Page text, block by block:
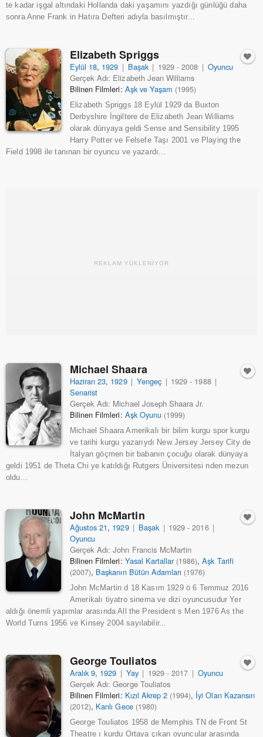
te kadar işgal altındaki Hollanda daki yaşamını yazdığı günlüğü daha
sonra Anne Frank in Hatıra Defteri adıyla basılmıştır...
Elizabeth Spriggs
Eylül 18, 1929 | Başak | 1929 - 2008 | Oyuncu
Gerçek Adı: Elizabeth Jean Williams
Bilinen Filmleri: Aşk ve Yaşam (1995)
Elizabeth Spriggs 18 Eylül 1929 da Buxton
Derbyshire İngiltere de Elizabeth Jean Williams
olarak dünyaya geldi Sense and Sensibility 1995
Harry Potter ve Felsefe Taşı 2001 ve Playing the
Field 1998 ile tanınan bir oyuncu ve yazardı...
REKLAM YÜKLENİYOR
Michael Shaara
Haziran 23, 1929 | Yengeç | 1929 - 1988 |
Senarist
Gerçek Adı: Michael Joseph Shaara Jr.
Bilinen Filmleri: Aşk Oyunu (1999)
Michael Shaara Amerikalı bir bilim kurgu spor kurgu
ve tarihi kurgu yazarıydı New Jersey Jersey City de
İtalyan göçmen bir babanın çocuğu olarak dünyaya
geldi 1951 de Theta Chi ye katıldığı Rutgers Üniversitesi nden mezun
oldu...
John McMartin
Ağustos 21, 1929 | Başak | 1929 - 2016 |
Oyuncu
Gerçek Adı: John Francis McMartin
Bilinen Filmleri: Yasal Kartallar (1986),Aşk Tarifi
(2007), Başkanın Bütün Adamları (1976)
John McMartin d 18 Kasım 1929 ö 6 Temmuz 2016
Amerikalı tiyatro sinema ve dizi oyuncusudur Yer
aldığı önemli yapımlar arasında All the President s Men 1976 As the
World Turns 1956 ve Kinsey 2004 sayılabilir...
George Touliatos
Aralık 9, 1929 | Yay | 1929 - 2017 | Oyuncu
Gerçek Adı: George Touliatos
Bilinen Filmleri: Kızıl Akrep 2 (1994), İyi Olan Kazansın
(2012), Kanlı Gece (1980)
George Touliatos 1958 de Memphis TN de Front St
Theatre ı kurdu Ortaya çıkan oyuncular arasında